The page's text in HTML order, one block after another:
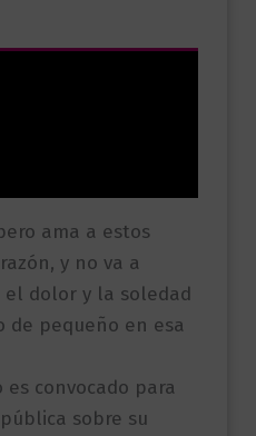
ama a estos
y no va a
dolor y la soledad
de pequeño en esa
es convocado para
sobre su